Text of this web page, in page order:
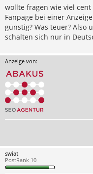
wollte fragen wie viel
Fanpage bei einer
günstig? Was teuer? Also
schalten sich nur in
Anzeige von:
swiat
PostRank 10